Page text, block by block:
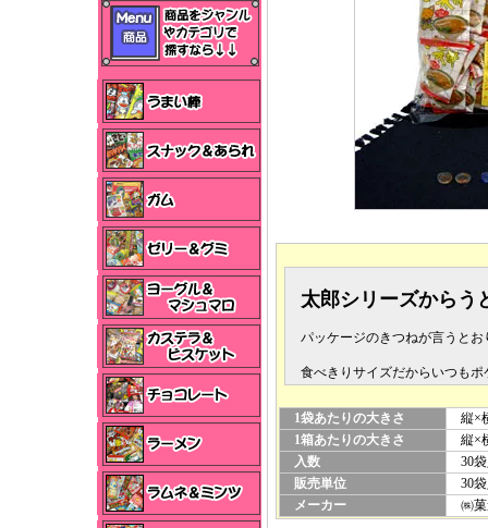
太郎シリーズからう
パッケージのきつねが言うとお
食べきりサイズだからいつもポ
1袋あたりの大きさ
縦×
1箱あたりの大きさ
縦×
入数
30袋
販売単位
30袋
メーカー
㈱菓